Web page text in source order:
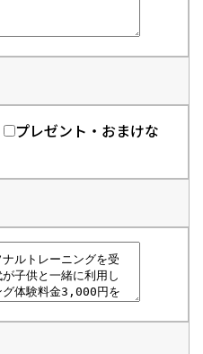
プレゼント・おまけな